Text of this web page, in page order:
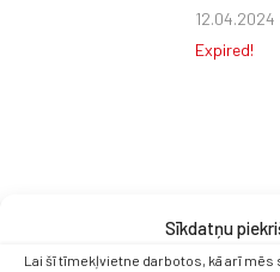
Sīkdatņu
Lai šī tīmekļvietne darbotos, kā arī
12.04.2024
Expired!